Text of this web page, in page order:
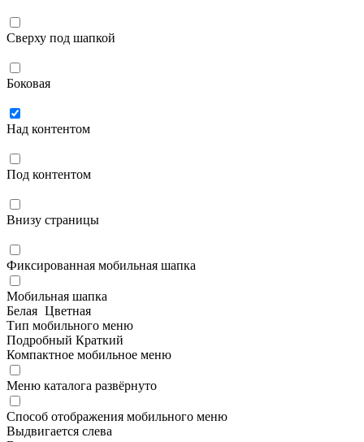
Сверху под шапкой
Боковая
Над контентом
Под контентом
Внизу страницы
Фиксированная мобильная шапка
Мобильная шапка
Белая Цветная
Тип мобильного меню
Подробный Краткий
Компактное мобильное меню
Меню каталога развёрнуто
Способ отображения мобильного меню
Выдвигается слева